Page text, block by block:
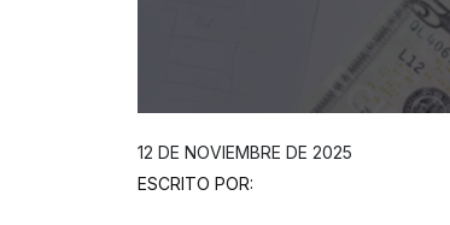
12 DE NOVIEMBRE DE 2025
ESCRITO POR: